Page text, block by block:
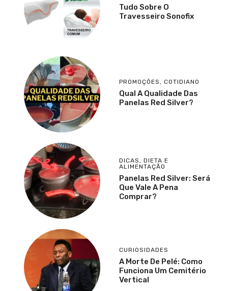
Tudo Sobre O
Travesseiro Sonofix
PROMOÇÕES, COTIDIANO
Qual A Qualidade Das
Panelas Red Silver?
DICAS, DIETA E
ALIMENTAÇÃO
Panelas Red Silver: Será
Que Vale A Pena
Comprar?
CURIOSIDADES
A Morte De Pelé: Como
Funciona Um Cemitério
Vertical